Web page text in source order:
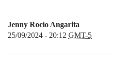
Jenny Rocio Angarita
25/09/2024 - 20:12 GMT-5